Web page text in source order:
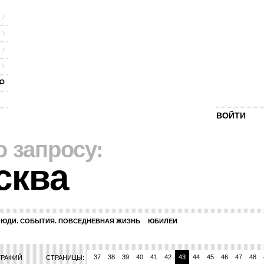
ВОЙТИ
запросу:
СОБЫТИЯ. ПОВСЕДНЕВНАЯ ЖИЗНЬ ЮБИЛЕИ
СТРАНИЦЫ:
31 34 35 36 37 38 39 40 41 42 43 44 45 46 47 48